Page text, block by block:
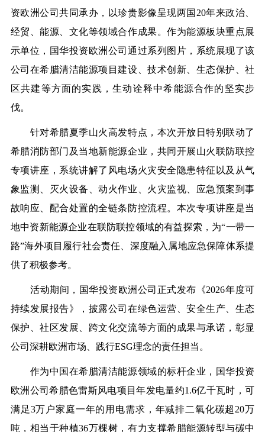
资欧洲公司共同承办，以珍贵影像呈现两国20年来政治、
经贸、能源、文化等领域合作成果。作为能源板块重点展
示单位，国华投资欧洲公司通过系列图片，系统展现了该
公司在希腊清洁能源项目建设、技术创新、生态保护、社
区共建等方面的实践，生动诠释中希能源合作的坚实步
伐。
针对希腊夏季山火高发特点，本次开放日特别联动了
希腊消防部门及当地新能源企业，共同开展山火联防联控
专项讲座，系统讲解了风电场火灾安全隐患特征以及从气
象监测、灭火设备、动火作业、火灾监视、应急预案到事
故响应、配合处置的全链条防控流程。本次专项讲座是当
地中资新能源企业在联防联控领域的有益探索，为“一带一
路”海外项目履行社会责任、深度融入属地应急保障体系提
供了积极参考。
活动期间，国华投资欧洲公司正式发布《2026年度可
持续发展报告》，披露公司在绿色运营、安全生产、生态
保护、社区发展、跨文化交流等方面的成果与承诺，彰显
公司深耕欧洲市场、践行ESG理念的责任担当。
作为中国在希腊清洁能源领域的标杆企业，国华投资
欧洲公司希腊色雷斯风电项目年发电量约1.6亿千瓦时，可
满足3万户家庭一年的用电需求，年减排二氧化碳超20万
吨，相当于种植36万棵树，有力支撑希腊能源转型与碳中